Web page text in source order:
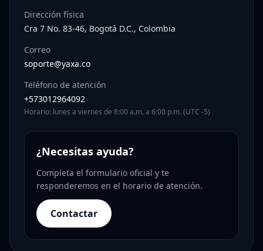
Dirección física
Cra 7 No. 83-46, Bogotá D.C., Colombia
Correo
soporte@yaxa.co
Teléfono de atención
+573012964092
Horario: lunes a viernes de 8:00 a.m. a 6:00 p.m. (UTC -5)
¿Necesitas ayuda?
Completa el formulario oficial y te
responderemos en el horario de atención.
Contactar